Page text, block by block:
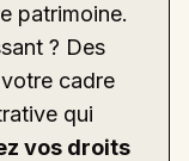
patrimoine.
? Des
cadre
qui
vos droits